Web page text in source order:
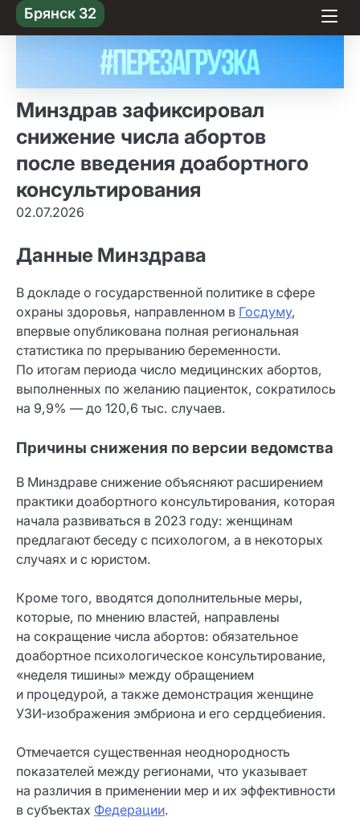
Skip
to content
Брянск 32
Минздрав зафиксировал
снижение числа абортов
после введения доабортного
консультирования
02.07.2026
Данные Минздрава
В докладе о государственной политике в сфере
охраны здоровья, направленном в Госдуму,
впервые опубликована полная региональная
статистика по прерыванию беременности.
По итогам периода число медицинских абортов,
выполненных по желанию пациенток, сократилось
на 9,9% — до 120,6 тыс. случаев.
Причины снижения по версии ведомства
В Минздраве снижение объясняют расширением
практики доабортного консультирования, которая
начала развиваться в 2023 году: женщинам
предлагают беседу с психологом, а в некоторых
случаях и с юристом.
Кроме того, вводятся дополнительные меры,
которые, по мнению властей, направлены
на сокращение числа абортов: обязательное
доабортное психологическое консультирование,
«неделя тишины» между обращением
и процедурой, а также демонстрация женщине
УЗИ‑изображения эмбриона и его сердцебиения.
Отмечается существенная неоднородность
показателей между регионами, что указывает
на различия в применении мер и их эффективности
в субъектах Федерации.